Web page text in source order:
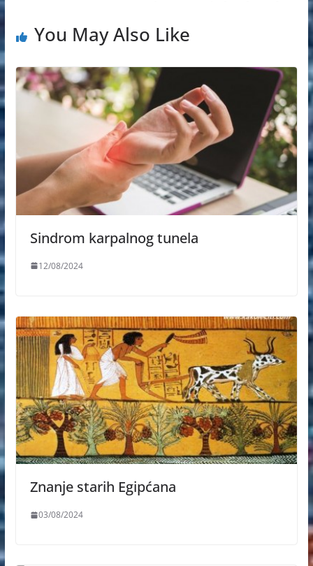
You May Also Like
Sindrom karpalnog tunela
12/08/2024
Znanje starih Egipćana
03/08/2024